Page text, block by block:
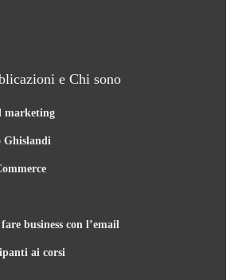
e Chi sono
marketing
Ghislandi
business con l’email
ai corsi